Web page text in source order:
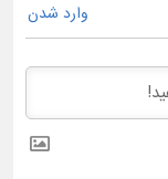
وارد شدن